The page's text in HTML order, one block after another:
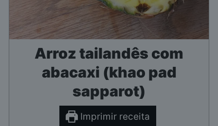
Arroz tailandês com
abacaxi (khao pad
sapparot)
Imprimir receita